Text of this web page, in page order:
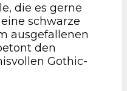
die es gerne
schwarze
ausgefallenen
den
Gothic-